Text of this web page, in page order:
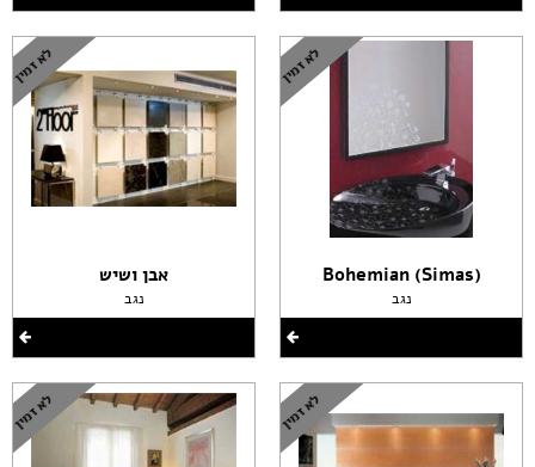
(Bohemian (Simas
נגב
אבן ושיש
נגב